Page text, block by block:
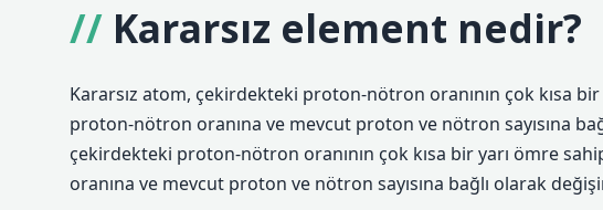
Kararsız element nedir?
Kararsız atom, çekirdekteki proton-nötron oranının çok kısa
proton-nötron oranına ve mevcut proton ve nötron sayısına
çekirdekteki proton-nötron oranının çok kısa bir yarı ömre
oranına ve mevcut proton ve nötron sayısına bağlı olarak